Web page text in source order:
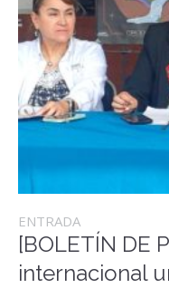
ENTRADA
[BOLETÍN DE
internacional